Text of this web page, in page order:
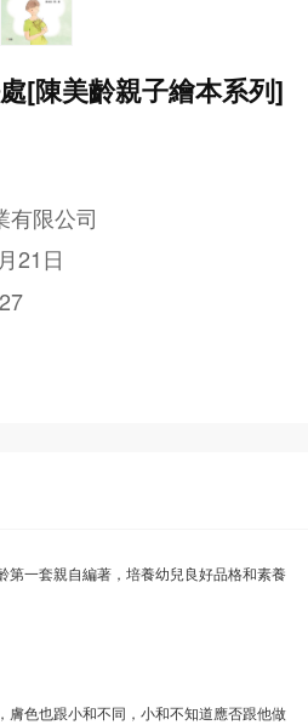
[陳美齡親子繪本系列]
有限公司
21日
第一套親自編著，培養幼兒良好品格和素養
膚色也跟小和不同，小和不知道應否跟他做